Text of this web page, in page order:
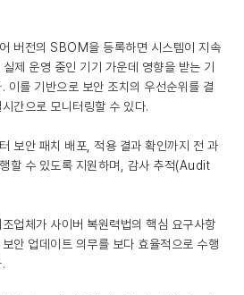
버전의 SBOM을 등록하면 시스템이 지속
제 운영 중인 기기 가운데 영향을 받는 기
이를 기반으로 보안 조치의 우선순위를 결
간으로 모니터링할 수 있다.
보안 패치 배포, 적용 결과 확인까지 전 과
할 수 있도록 지원하며, 감사 추적(Audit
업체가 사이버 복원력법의 핵심 요구사항
안 업데이트 의무를 보다 효율적으로 수행